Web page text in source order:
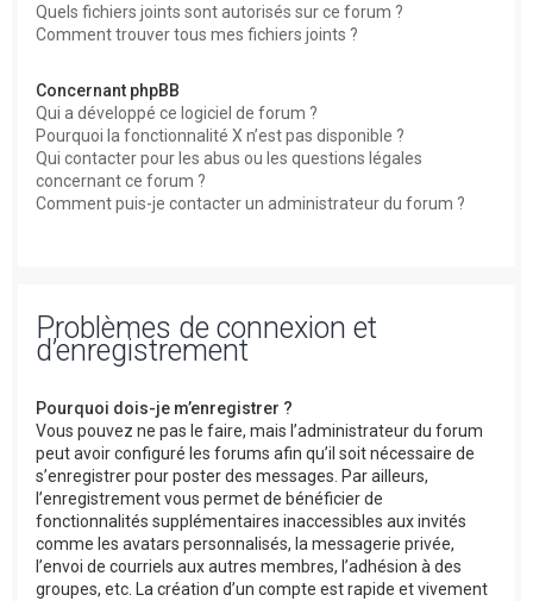
Quels fichiers joints sont autorisés sur ce forum ?
Comment trouver tous mes fichiers joints ?
Concernant phpBB
Qui a développé ce logiciel de forum ?
Pourquoi la fonctionnalité X n’est pas disponible ?
Qui contacter pour les abus ou les questions légales
concernant ce forum ?
Comment puis-je contacter un administrateur du forum ?
Problèmes de connexion et
d’enregistrement
Pourquoi dois-je m’enregistrer ?
Vous pouvez ne pas le faire, mais l’administrateur du forum
peut avoir configuré les forums afin qu’il soit nécessaire de
s’enregistrer pour poster des messages. Par ailleurs,
l’enregistrement vous permet de bénéficier de
fonctionnalités supplémentaires inaccessibles aux invités
comme les avatars personnalisés, la messagerie privée,
l’envoi de courriels aux autres membres, l’adhésion à des
groupes, etc. La création d’un compte est rapide et vivement